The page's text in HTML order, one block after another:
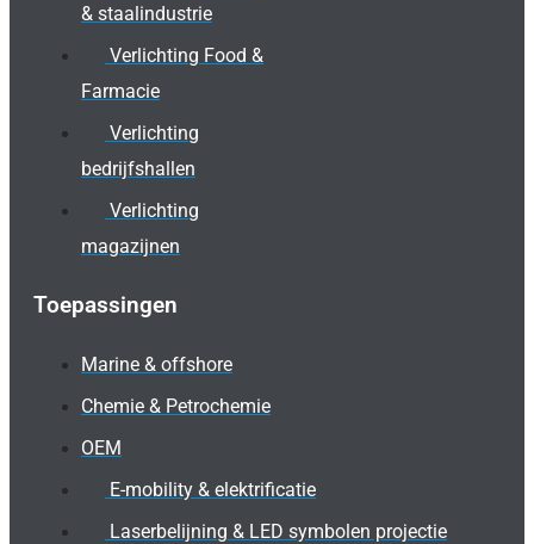
& staalindustrie
Verlichting Food &
Farmacie
Verlichting
bedrijfshallen
Verlichting
magazijnen
Toepassingen
Marine & offshore
Chemie & Petrochemie
OEM
E-mobility & elektrificatie
Laserbelijning & LED symbolen projectie